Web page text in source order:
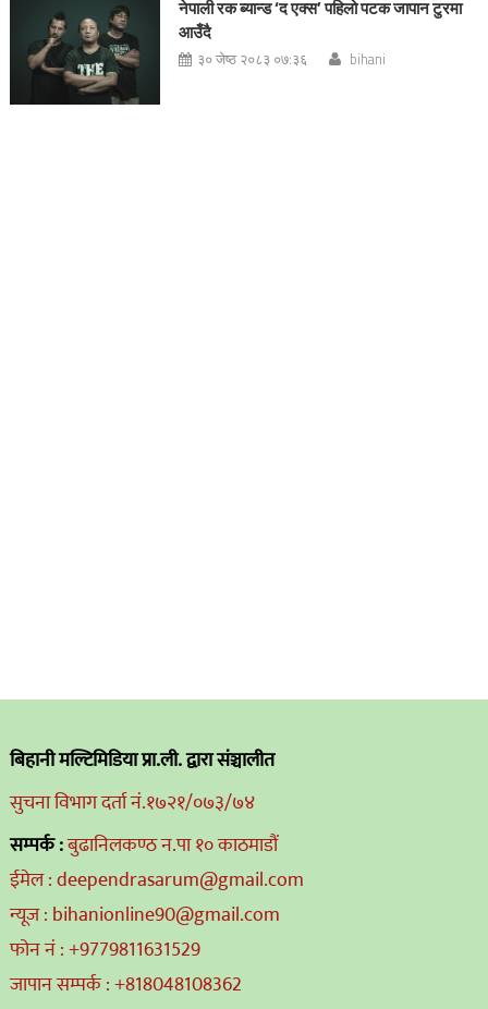
नेपाली रक ब्यान्ड ‘द एक्स’ पहिलो पटक जापान टुरमा
आउँदै
३० जेष्ठ २०८३ ०७:३६ bihani
बिहानी मल्टिमिडिया प्रा.ली. द्वारा संञ्चालीत
सुचना विभाग दर्ता नं.१७२१/०७३/७४
सम्पर्क :बुढानिलकण्ठ न.पा १० काठमाडौं
ईमेल : deependrasarum@gmail.com
न्यूज : bihanionline90@gmail.com
फोन नं : +9779811631529
जापान सम्पर्क : +818048108362